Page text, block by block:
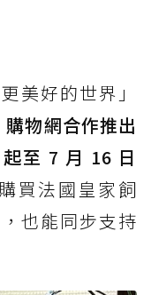
美好的世界」
物網合作推出
至 7 月 16 日
買法國皇家飼
也能同步支持